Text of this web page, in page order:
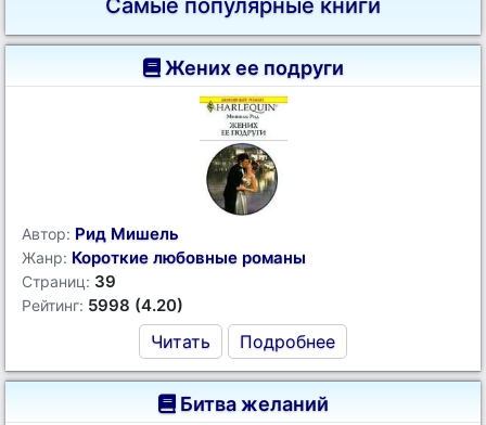
Самые популярные книги
Жених ее подруги
Автор: Рид Мишель
Жанр: Короткие любовные романы
Страниц: 39
Рейтинг: 5998 (4.20)
Читать Подробнее
Битва желаний